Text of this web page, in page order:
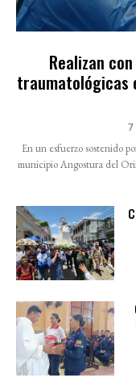
Realizan
traumatológicas
7
En un esfuerzo sostenido
municipio Angostura del